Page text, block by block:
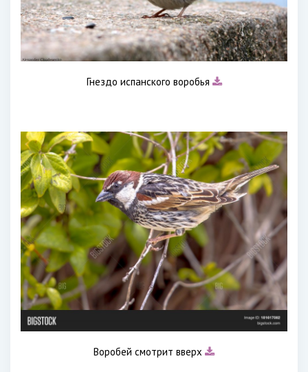
Гнездо испанского воробья
Воробей смотрит вверх